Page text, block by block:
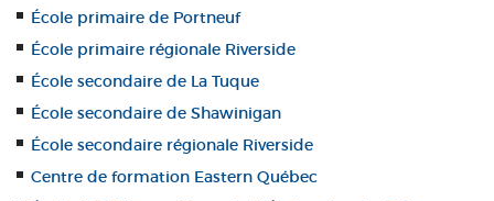
École primaire de Portneuf
École primaire régionale Riverside
École secondaire de La Tuque
École secondaire de Shawinigan
École secondaire régionale Riverside
Centre de formation Eastern Québec